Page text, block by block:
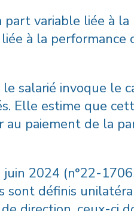
variable liée à
à la performance
salarié invoque le
Elle estime que
au paiement de la
2024 (n°22-
sont définis